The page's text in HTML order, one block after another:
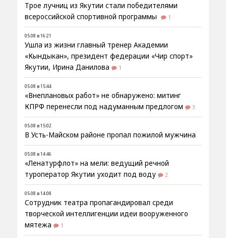
Трое лучниц из Якутии стали победителями
всероссийской спортивной программы
1
05.08 в 16:21
Ушла из жизни главный тренер Академии
«Кындыкан», президент федерации «Чир спорт»
Якутии, Ирина Данилова
1
05.08 в 15:44
«Внеплановых работ» не обнаружено: митинг
КПРФ перенесли под надуманным предлогом
3
05.08 в 15:02
В Усть-Майском районе пропал пожилой мужчина
05.08 в 14:46
«Ленатурфлот» на мели: ведущий речной
туроператор Якутии уходит под воду
2
05.08 в 14:08
Сотрудник театра пропагандировал среди
творческой интеллигенции идеи вооруженного
мятежа
1